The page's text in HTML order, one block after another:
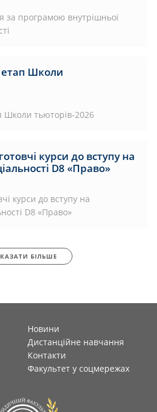
програмою внутрішньої
Школи
Школи тьюторів-2026
курси до вступу на
D8 «Право»
курси до вступу на
D8 «Право»
БІЛЬШЕ
Новини
Дистанційне навчання
Контакти
Факультет у соцмережах